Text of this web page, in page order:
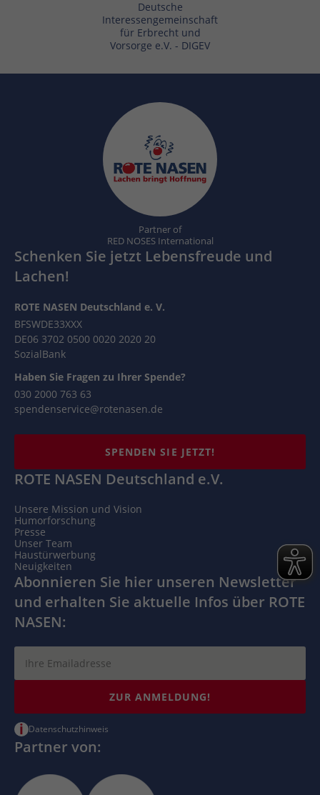
Deutsche
Interessengemeinschaft
für Erbrecht und
Vorsorge e.V. - DIGEV
Partner of
RED NOSES International
Schenken Sie jetzt Lebensfreude und
Lachen!
ROTE NASEN Deutschland e. V.
BFSWDE33XXX
DE06 3702 0500 0020 2020 20
SozialBank
Haben Sie Fragen zu Ihrer Spende?
030 2000 763 63
spendenservice@rotenasen.de
SPENDEN SIE JETZT!
ROTE NASEN Deutschland e.V.
Unsere Mission und Vision
Humorforschung
Presse
Unser Team
Haustürwerbung
Neuigkeiten
Abonnieren Sie hier unseren Newsletter
und erhalten Sie aktuelle Infos über ROTE
NASEN:
ZUR ANMELDUNG!
i Datenschutzhinweis
Partner von: